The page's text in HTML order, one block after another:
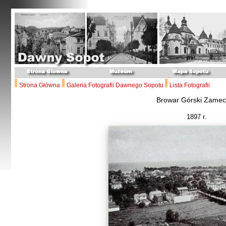
Strona Główna Galeria Fotografii Dawnego Sopotu Lista Fotografii
Browar Górski
1897 r.